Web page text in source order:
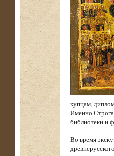
купцам,
Именно
библиотеки и
Во время